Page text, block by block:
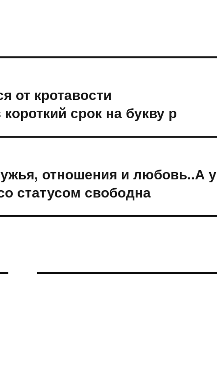
от кротавости
срок на букву р
отношения и любовь..А у
статусом свободна